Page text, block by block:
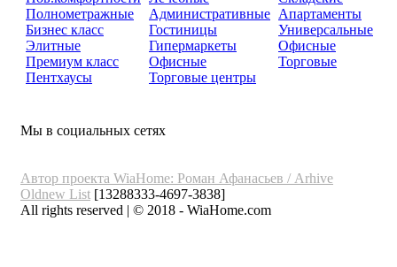
Полнометражные
Бизнес класс
Элитные
Премиум класс
Пентхаусы
Административные
Гостиницы
Гипермаркеты
Офисные
Торговые центры
Апартаменты
Универсальные
Офисные
Торговые
Мы в социальных сетях
Автор проекта WiaHome: Роман Афанасьев / Arhive
Oldnew List [13288333-4697-3838]
All rights reserved | © 2018 - WiaHome.com